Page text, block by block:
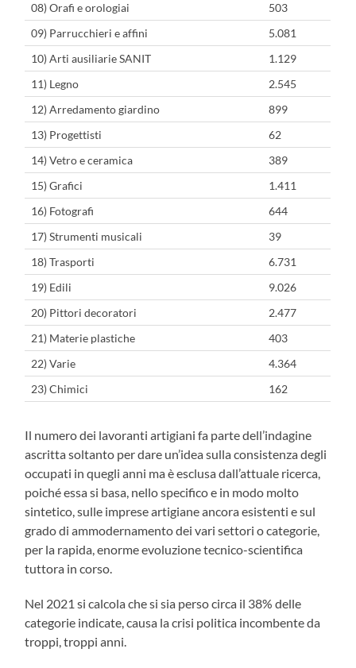
08) Orafi e orologiai
503
09) Parrucchieri e affini
5.081
10) Arti ausiliarie SANIT
1.129
11) Legno
2.545
12) Arredamento giardino
899
13) Progettisti
62
14) Vetro e ceramica
389
15) Grafici
1.411
16) Fotografi
644
17) Strumenti musicali
39
18) Trasporti
6.731
19) Edili
9.026
20) Pittori decoratori
2.477
21) Materie plastiche
403
22) Varie
4.364
23) Chimici
162
Il numero dei lavoranti artigiani fa parte dell’indagine
ascritta soltanto per dare un’idea sulla consistenza degli
occupati in quegli anni ma è esclusa dall’attuale ricerca,
poiché essa si basa, nello specifico e in modo molto
sintetico, sulle imprese artigiane ancora esistenti e sul
grado di ammodernamento dei vari settori o categorie,
per la rapida, enorme evoluzione tecnico-scientifica
tuttora in corso.
Nel 2021 si calcola che si sia perso circa il 38% delle
categorie indicate, causa la crisi politica incombente da
troppi, troppi anni.